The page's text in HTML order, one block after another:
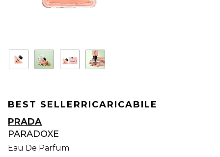
BEST SELLERRICARICABILE
PRADA
PARADOXE
Eau De Parfum